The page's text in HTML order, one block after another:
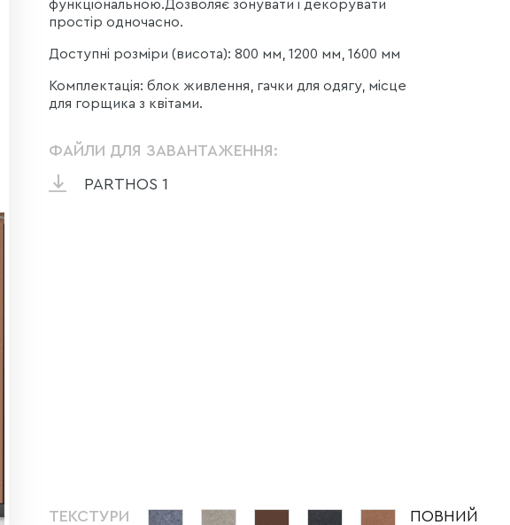
функціональною.Дозволяє зонувати і декорувати
простір одночасно.
Доступні розміри (висота): 800 мм, 1200 мм, 1600 мм
Комплектація: блок живлення, гачки для одягу, місце
для горщика з квітами.
ФАЙЛИ ДЛЯ ЗАВАНТАЖЕННЯ:
PARTHOS 1
ТЕКСТУРИ ПОВНИЙ